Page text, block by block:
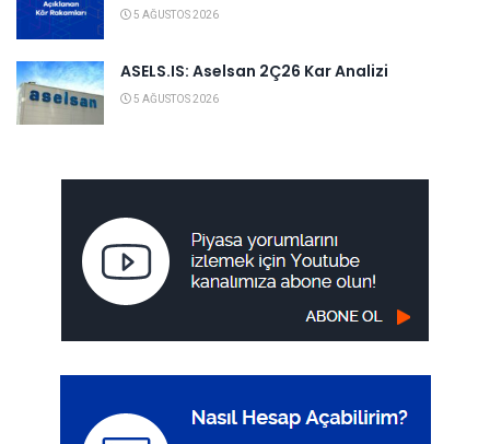
5 AĞUSTOS 2026
ASELS.IS: Aselsan 2Ç26 Kar Analizi
5 AĞUSTOS 2026